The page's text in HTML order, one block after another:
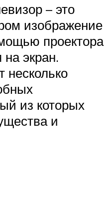
– это
изображение
проектора
экран.
несколько
из которых
и